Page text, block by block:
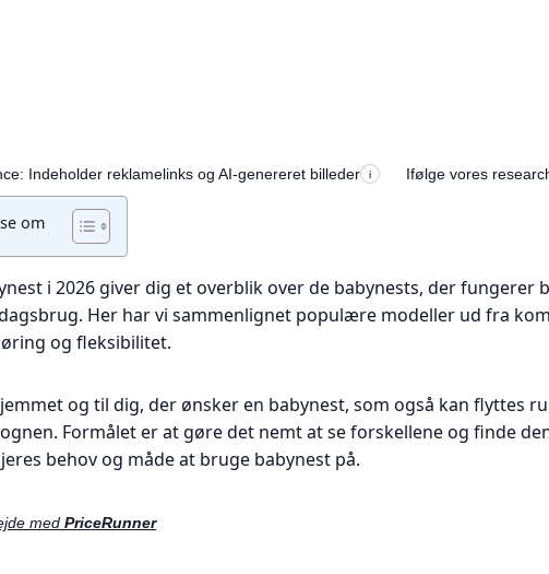
Indeholder reklamelinks og AI-genereret billeder i Ifølge vores
om
i 2026 giver dig et overblik over de babynests, der fungerer
Her har vi sammenlignet populære modeller ud fra
og fleksibilitet.
og til dig, der ønsker en babynest, som også kan flyttes
Formålet er at gøre det nemt at se forskellene og finde
behov og måde at bruge babynest på.
med PriceRunner